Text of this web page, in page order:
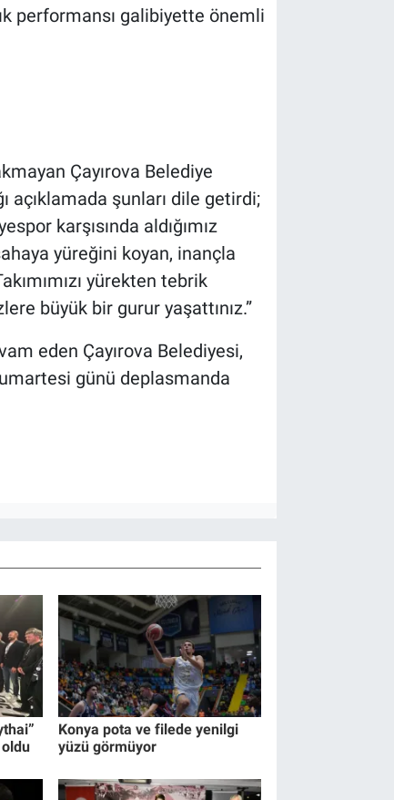
performansı galibiyette önemli
Çayırova Belediye
açıklamada şunları dile getirdi;
karşısında aldığımız
yüreğini koyan, inançla
yürekten tebrik
büyük bir gurur yaşattınız.”
eden Çayırova Belediyesi,
günü deplasmanda
Konya pota ve filede yenilgi
yüzü görmüyor